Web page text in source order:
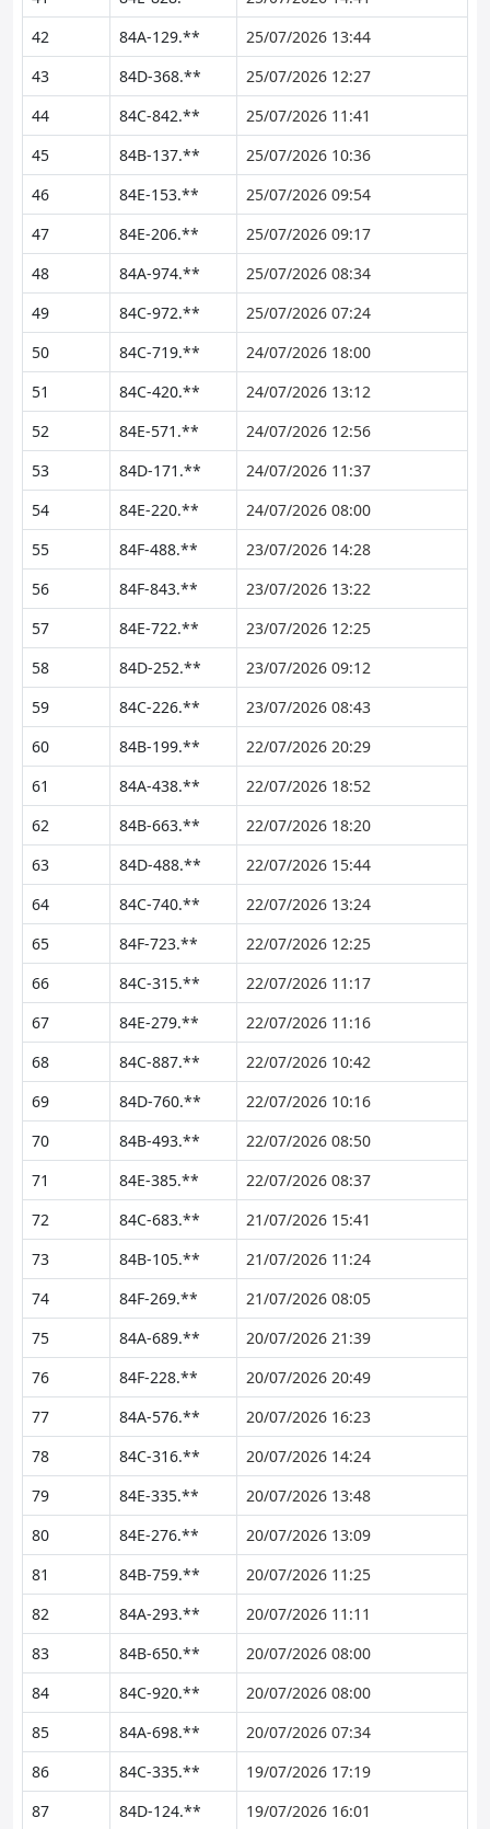
42
84A-129.**
25/07/2026 13:44
43
84D-368.**
25/07/2026 12:27
44
84C-842.**
25/07/2026 11:41
45
84B-137.**
25/07/2026 10:36
46
84E-153.**
25/07/2026 09:54
47
84E-206.**
25/07/2026 09:17
48
84A-974.**
25/07/2026 08:34
49
84C-972.**
25/07/2026 07:24
50
84C-719.**
24/07/2026 18:00
51
84C-420.**
24/07/2026 13:12
52
84E-571.**
24/07/2026 12:56
53
84D-171.**
24/07/2026 11:37
54
84E-220.**
24/07/2026 08:00
55
84F-488.**
23/07/2026 14:28
56
84F-843.**
23/07/2026 13:22
57
84E-722.**
23/07/2026 12:25
58
84D-252.**
23/07/2026 09:12
59
84C-226.**
23/07/2026 08:43
60
84B-199.**
22/07/2026 20:29
61
84A-438.**
22/07/2026 18:52
62
84B-663.**
22/07/2026 18:20
63
84D-488.**
22/07/2026 15:44
64
84C-740.**
22/07/2026 13:24
65
84F-723.**
22/07/2026 12:25
66
84C-315.**
22/07/2026 11:17
67
84E-279.**
22/07/2026 11:16
68
84C-887.**
22/07/2026 10:42
69
84D-760.**
22/07/2026 10:16
70
84B-493.**
22/07/2026 08:50
71
84E-385.**
22/07/2026 08:37
72
84C-683.**
21/07/2026 15:41
73
84B-105.**
21/07/2026 11:24
74
84F-269.**
21/07/2026 08:05
75
84A-689.**
20/07/2026 21:39
76
84F-228.**
20/07/2026 20:49
77
84A-576.**
20/07/2026 16:23
78
84C-316.**
20/07/2026 14:24
79
84E-335.**
20/07/2026 13:48
80
84E-276.**
20/07/2026 13:09
81
84B-759.**
20/07/2026 11:25
82
84A-293.**
20/07/2026 11:11
83
84B-650.**
20/07/2026 08:00
84
84C-920.**
20/07/2026 08:00
85
84A-698.**
20/07/2026 07:34
86
84C-335.**
19/07/2026 17:19
87
84D-124.**
19/07/2026 16:01